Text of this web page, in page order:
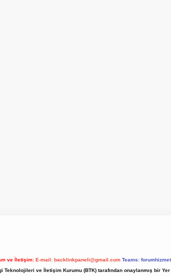
ve İletişim: E-mail: backlinkpaneli@gmail.com Teams:
Teknolojileri ve İletişim Kurumu (BTK) tarafından onaylanmış bir